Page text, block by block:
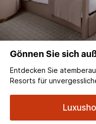
Gönnen Sie sich
Entdecken Sie
Resorts für